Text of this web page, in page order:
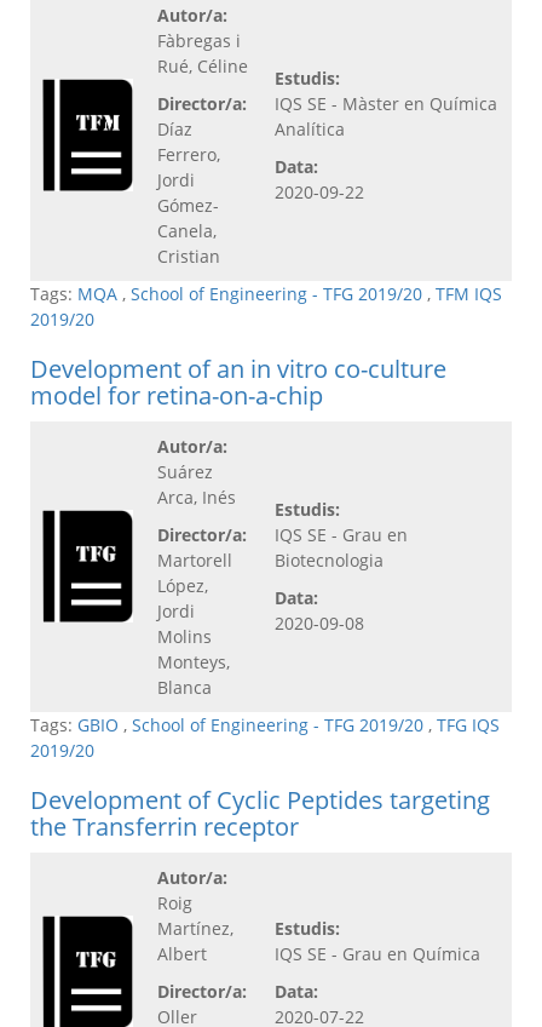
Autor/a:
Fàbregas i
Rué, Céline
Director/a:
Díaz
Ferrero,
Jordi
Gómez-
Canela,
Cristian
Estudis:
IQS SE - Màster en Química
Analítica
Data:
2020-09-22
Tags: MQA , School of Engineering - TFG 2019/20 , TFM IQS
2019/20
Development of an in vitro co-culture
model for retina-on-a-chip
Autor/a:
Suárez
Arca, Inés
Director/a:
Martorell
López,
Jordi
Molins
Monteys,
Blanca
Estudis:
IQS SE - Grau en
Biotecnologia
Data:
2020-09-08
Tags: GBIO , School of Engineering - TFG 2019/20 , TFG IQS
2019/20
Development of Cyclic Peptides targeting
the Transferrin receptor
Autor/a:
Roig
Martínez,
Albert
Director/a:
Oller
Estudis:
IQS SE - Grau en Química
Data:
2020-07-22